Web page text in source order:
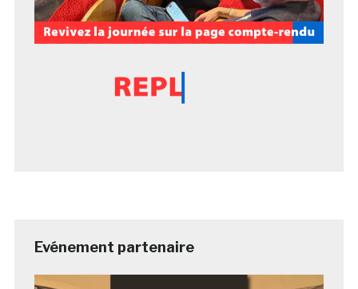
Evénement partenaire